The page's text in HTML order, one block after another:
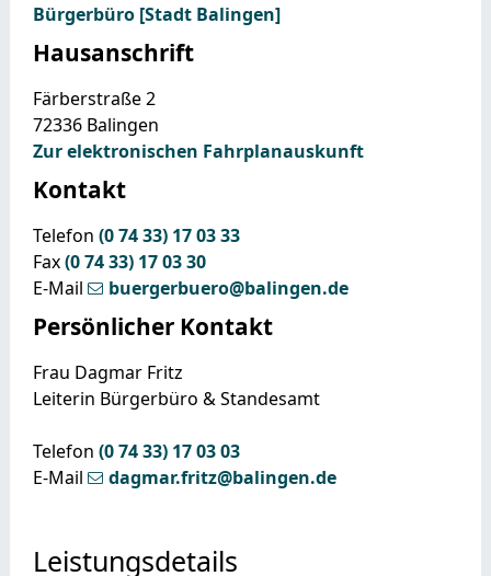
Bürgerbüro [Stadt Balingen]
Hausanschrift
Färberstraße 2
72336 Balingen
Zur elektronischen Fahrplanauskunft
Kontakt
Telefon (07433) 170333
Fax(07433) 170330
E-Mail
buergerbuero@balingen.de
Persönlicher Kontakt
Frau Dagmar Fritz
Leiterin Bürgerbüro & Standesamt
Telefon (07433) 170303
E-Mail
dagmar.fritz@balingen.de
Leistungsdetails